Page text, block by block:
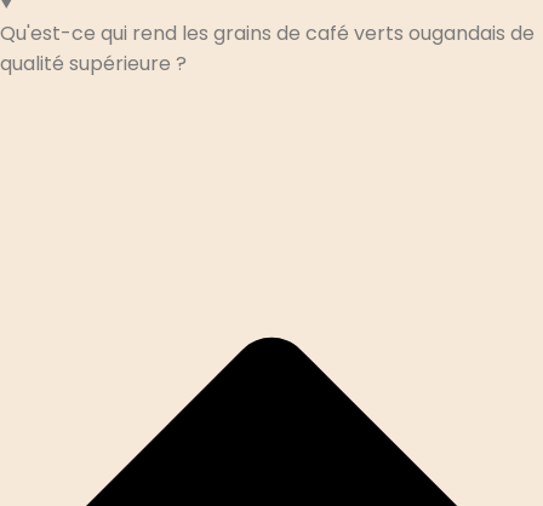
Qu'est-ce qui rend les grains de café verts ougandais de
qualité supérieure ?